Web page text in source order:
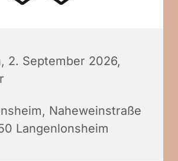
2. September 2026,
Naheweinstraße
Langenlonsheim